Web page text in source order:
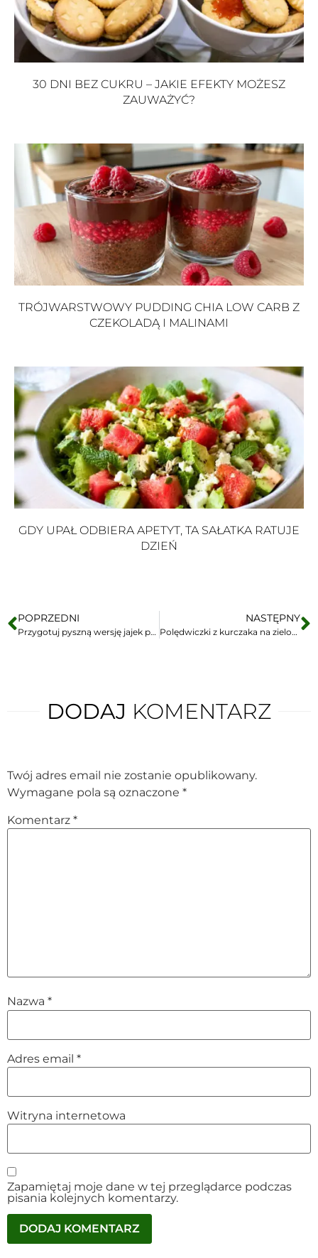
30 DNI BEZ CUKRU – JAKIE EFEKTY MOŻESZ
ZAUWAŻYĆ?
TRÓJWARSTWOWY PUDDING CHIA LOW CARB Z
CZEKOLADĄ I MALINAMI
GDY UPAŁ ODBIERA APETYT, TA SAŁATKA RATUJE
DZIEŃ
POPRZEDNI
Przygotuj pyszną wersję jajek po turecku, gotowe w 15 minut
NASTĘPNY
Polędwiczki z kurczaka na zielonych warzywach
DODAJ KOMENTARZ
Twój adres email nie zostanie opublikowany.
Wymagane pola są oznaczone *
Komentarz *
Nazwa *
Adres email *
Witryna internetowa
Zapamiętaj moje dane w tej przeglądarce podczas
pisania kolejnych komentarzy.